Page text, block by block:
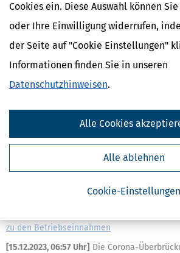
Cookies ein. Diese Auswahl können
oder Ihre Einwilligung widerrufen,
der Seite auf "Cookie Einstellungen"
Informationen finden Sie in unseren
Datenschutzhinweisen.
Cookie-Einstellungen
Alle ablehnen
Alle Cookies
Allerdings muss aus dem Verstoß auch ein
mehr
zu den Betriebseinnahmen
[15.12.2023, 06:57 Uhr] Die Corona-